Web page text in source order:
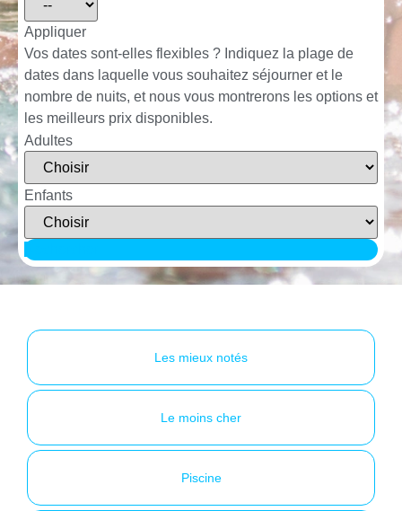
Appliquer
Vos dates sont-elles flexibles ? Indiquez la plage de
dates dans laquelle vous souhaitez séjourner et le
nombre de nuits, et nous vous montrerons les options et
les meilleurs prix disponibles.
Adultes
Enfants
Les mieux notés
Le moins cher
Piscine